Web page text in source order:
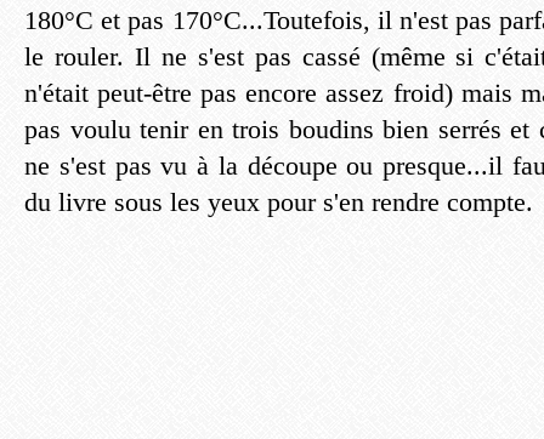
180°C et pas 170°C...Toutefois, il n'est pas
le rouler. Il ne s'est pas cassé (même si
n'était peut-être pas encore assez froid) mais
pas voulu tenir en trois boudins bien serrés et
ne s'est pas vu à la découpe ou presque...il
du livre sous les yeux pour s'en rendre compte.